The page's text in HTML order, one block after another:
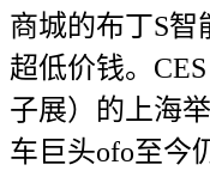
商城的布丁S智
超低价钱。
子展）的上海
车巨头ofo至今